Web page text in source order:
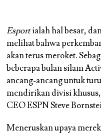
Esportialah hal besar,
melihat bahwa
akan terus meroket.
beberapa bulan silam
ancang-ancang untuk
mendirikan divisi
CEO ESPN Steve
Meneruskan upaya